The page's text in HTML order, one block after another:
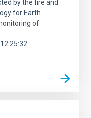
by the fire and
for Earth
of